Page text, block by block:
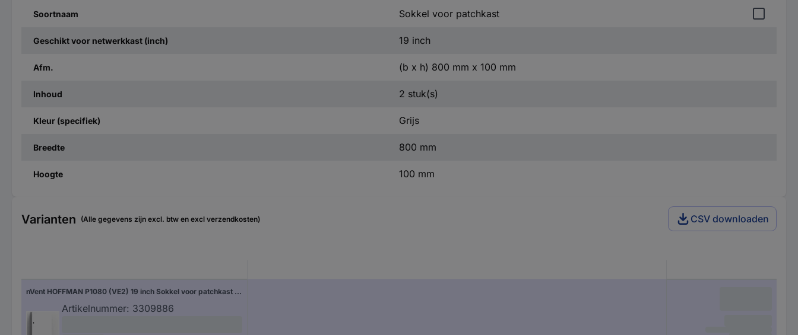
Soortnaam Sokkel voor patchkast
Geschikt voor netwerkkast (inch) 19 inch
Afm. (b x h) 800 mm x 100 mm
Inhoud 2 stuk(s)
Kleur (specifiek) Grijs
Breedte 800 mm
Hoogte 100 mm
Varianten (Alle gegevens zijn excl. btw en excl verzendkosten) CSV downloaden
nVent HOFFMAN P1080 (VE2) 19 inch Sokkel voor patchkast Grijs
Artikelnummer: 3309886